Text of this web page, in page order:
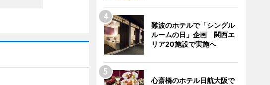
難波のホテルで「シングル
ルームの日」企画 関西エ
リア20施設で実施へ
心斎橋のホテル日航大阪で